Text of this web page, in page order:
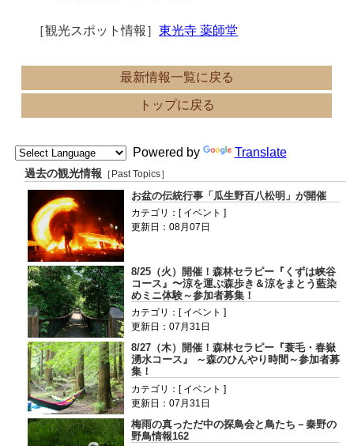
［観光スポット情報］東光寺 薬師堂
最新情報一覧に戻る
トップに戻る
Powered by Translate
過去の観光情報 ［Past Topics］
お盆の伝統行事「瓜生野百八松明」が開催
カテゴリ：[ イベント ]
更新日：08月07日
8/25（火）開催！森林セラピー『くずは峡谷
コース』〜涼を運ぶ森歩き＆涼をまとう藍染
めミニ体験～参加者募集！
カテゴリ：[ イベント ]
更新日：07月31日
8/27（木）開催！森林セラピー『蓑毛・春嶽
湧水コース』 ～森のひんやり時間～参加者募
集！
カテゴリ：[ イベント ]
更新日：07月31日
梅雨の真っただ中の探鳥会と鳥たち－秦野の
野鳥情報162